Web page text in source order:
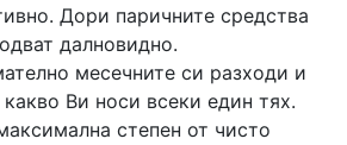
Дори паричните средства
далновидно.
месечните си разходи и
какво Ви носи всеки един тях.
степен от чисто